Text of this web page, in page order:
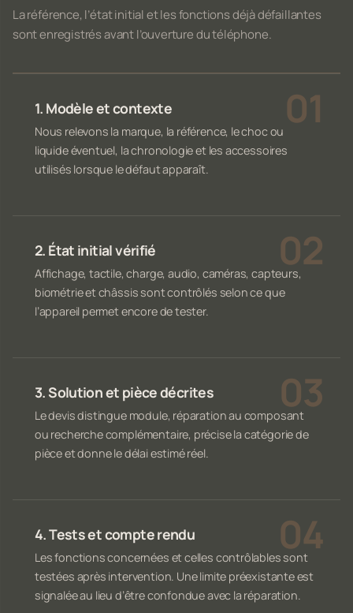
La référence, l’état initial et les fonctions déjà défaillantes
sont enregistrés avant l’ouverture du téléphone.
1. Modèle et contexte
Nous relevons la marque, la référence, le choc ou
liquide éventuel, la chronologie et les accessoires
utilisés lorsque le défaut apparaît.
2. État initial vérifié
Affichage, tactile, charge, audio, caméras, capteurs,
biométrie et châssis sont contrôlés selon ce que
l’appareil permet encore de tester.
3. Solution et pièce décrites
Le devis distingue module, réparation au composant
ou recherche complémentaire, précise la catégorie de
pièce et donne le délai estimé réel.
4. Tests et compte rendu
Les fonctions concernées et celles contrôlables sont
testées après intervention. Une limite préexistante est
signalée au lieu d’être confondue avec la réparation.